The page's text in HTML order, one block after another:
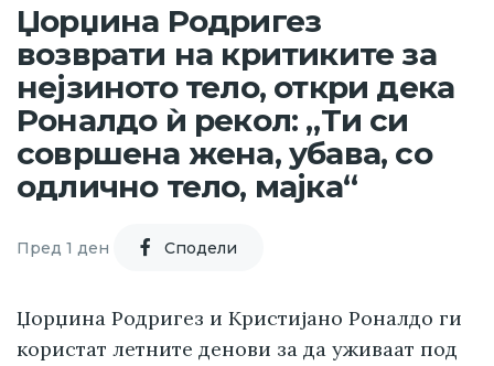
Џорџина Родригез
возврати на критиките за
нејзиното тело, откри дека
Роналдо ѝ рекол: „Ти си
совршена жена, убава, со
одлично тело, мајка“
Пред 1 ден Cподели
Џорџина Родригез и Кристијано Роналдо ги
користат летните денови за да уживаат под